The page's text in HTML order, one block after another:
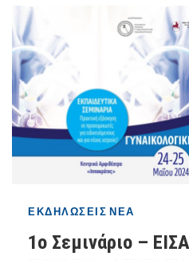
ΕΚΔΗΛΏΣΕΙΣ ΝΈΑ
1ο Σεμινάριο –